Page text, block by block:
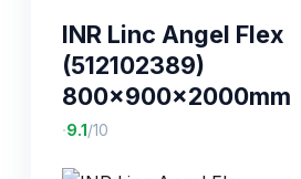
INR Linc Angel Flex
(512102389)
800x900x2000mm
·9.1 /10